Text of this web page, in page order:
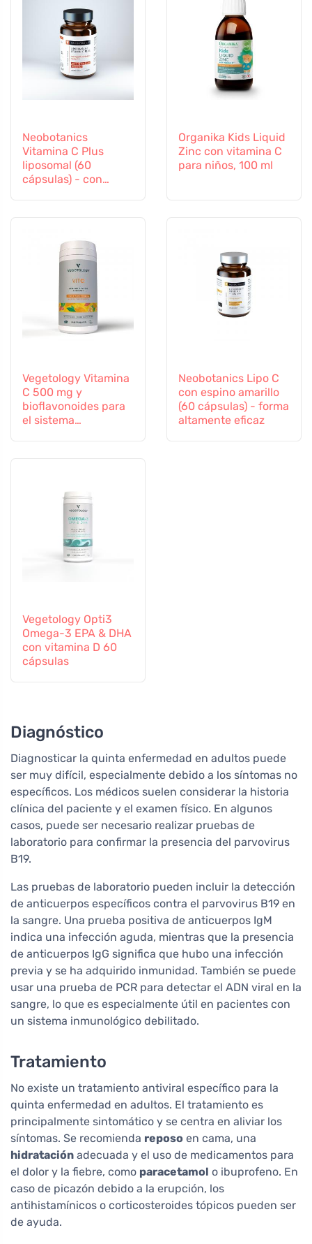
Neobotanics
Vitamina C Plus
liposomal (60
cápsulas) - con
Organika Kids Liquid
Zinc con vitamina C
para niños, 100 ml
Vegetology Vitamina
C 500 mg y
bioflavonoides para
el sistema
Neobotanics Lipo C
con espino amarillo
(60 cápsulas) - forma
altamente eficaz
Vegetology Opti3
Omega-3 EPA & DHA
con vitamina D 60
cápsulas
Diagnóstico
Diagnosticar la quinta enfermedad en adultos puede
ser muy difícil, especialmente debido a los síntomas no
específicos. Los médicos suelen considerar la historia
clínica del paciente y el examen físico. En algunos
casos, puede ser necesario realizar pruebas de
laboratorio para confirmar la presencia del parvovirus
B19.
Las pruebas de laboratorio pueden incluir la detección
de anticuerpos específicos contra el parvovirus B19 en
la sangre. Una prueba positiva de anticuerpos IgM
indica una infección aguda, mientras que la presencia
de anticuerpos IgG significa que hubo una infección
previa y se ha adquirido inmunidad. También se puede
usar una prueba de PCR para detectar el ADN viral en la
sangre, lo que es especialmente útil en pacientes con
un sistema inmunológico debilitado.
Tratamiento
No existe un tratamiento antiviral específico para la
quinta enfermedad en adultos. El tratamiento es
principalmente sintomático y se centra en aliviar los
síntomas. Se recomienda reposo en cama, una
hidratación adecuada y el uso de medicamentos para
el dolor y la fiebre, como paracetamol o ibuprofeno. En
caso de picazón debido a la erupción, los
antihistamínicos o corticosteroides tópicos pueden ser
de ayuda.